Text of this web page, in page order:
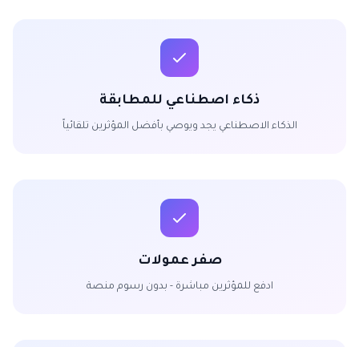
ذكاء اصطناعي للمطابقة
الذكاء الاصطناعي يجد ويوصي بأفضل المؤثرين تلقائياً
صفر عمولات
ادفع للمؤثرين مباشرة - بدون رسوم منصة